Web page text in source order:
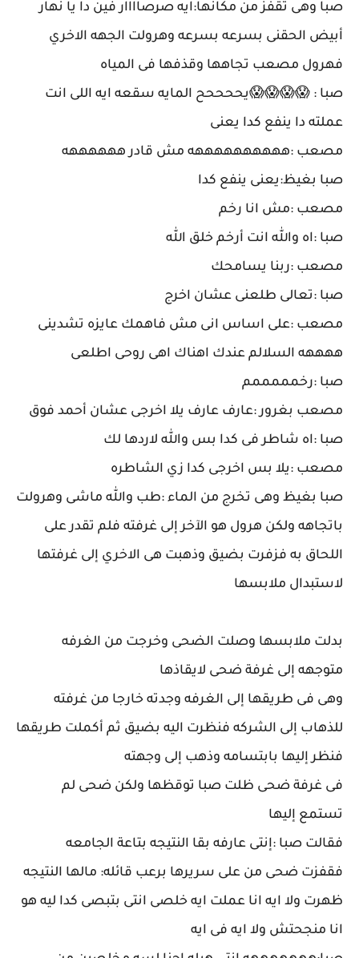
صبا وهى تقفز من مكانها:ايه صرصاااار فين دا يا نهار
أبيض الحقنى بسرعه بسرعه وهرولت الجهه الاخري
فهرول مصعب تجاهها وقذفها فى المياه
صبا : 😱😱😱😱يححححح المايه سقعه ايه اللى انت
عملته دا ينفع كدا يعنى
مصعب :ههههههههههه مش قادر ههههههه
صبا بغيظ:يعنى ينفع كدا
مصعب :مش انا رخم
صبا :اه والله انت أرخم خلق الله
مصعب :ربنا يسامحك
صبا :تعالى طلعنى عشان اخرج
مصعب :على اساس انى مش فاهمك عايزه تشدينى
ههههه السلالم عندك اهناك اهى روحى اطلعى
صبا :رخمممممم
مصعب بغرور :عارف عارف يلا اخرجى عشان أحمد فوق
صبا :اه شاطر فى كدا بس والله لاردها لك
مصعب :يلا بس اخرجى كدا زي الشاطره
صبا بغيظ وهى تخرج من الماء :طب والله ماشى وهرولت
باتجاهه ولكن هرول هو الآخر إلى غرفته فلم تقدر على
اللحاق به فزفرت بضيق وذهبت هى الاخري إلى غرفتها
لاستبدال ملابسها
بدلت ملابسها وصلت الضحى وخرجت من الغرفه
متوجهه إلى غرفة ضحى لايقاذها
وهى فى طريقها إلى الغرفه وجدته خارجا من غرفته
للذهاب إلى الشركه فنظرت اليه بضيق ثم أكملت طريقها
فنظر إليها بابتسامه وذهب إلى وجهته
فى غرفة ضحى ظلت صبا توقظها ولكن ضحى لم
تستمع إليها
فقالت صبا :إنتى عارفه بقا النتيجه بتاعة الجامعه
فقفزت ضحى من على سريرها برعب قائله: مالها النتيجه
ظهرت ولا ايه انا عملت ايه خلصى انتى بتبصى كدا ليه هو
انا منجحتش ولا ايه فى ايه